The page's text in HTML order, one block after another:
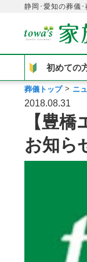
静岡･愛知の葬儀
初めての
葬儀トップ ニ
2018.08.31
【豊
お知ら